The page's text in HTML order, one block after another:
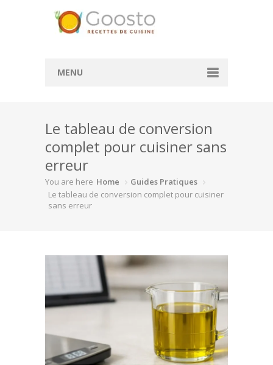
MENU
Convertisseur de mesure
Convertisseur cl en g
Convertisseur ml en cl
Rechercher des recettes
À la une
Aliments
Contact
Le tableau de conversion
complet pour cuisiner sans
erreur
You are here Home
Guides Pratiques
Le tableau de conversion complet pour cuisiner
sans erreur